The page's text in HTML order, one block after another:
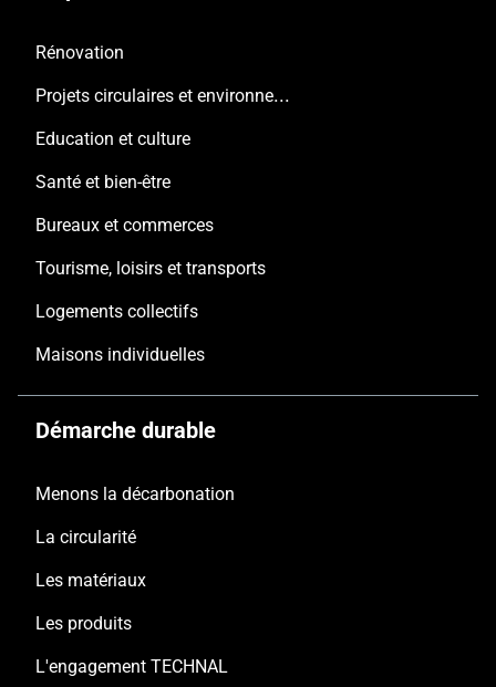
Rénovation
Projets circulaires et environnementaux
Education et culture
Santé et bien-être
Bureaux et commerces
Tourisme, loisirs et transports
Logements collectifs
Maisons individuelles
Démarche durable
Menons la décarbonation
La circularité
Les matériaux
Les produits
L'engagement TECHNAL